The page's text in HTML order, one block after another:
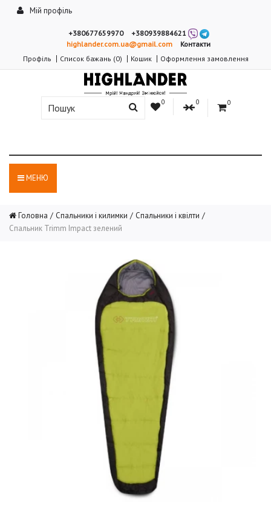
Мій профіль
+380677659970
+380939884621
highlander.com.ua@gmail.com
Контакти
Профіль
Список бажань (0) Кошик Оформлення замовлення
0 0 0
МЕНЮ
Головна Спальники і килимки
Спальники і квілти
Спальник Trimm Impact зелений